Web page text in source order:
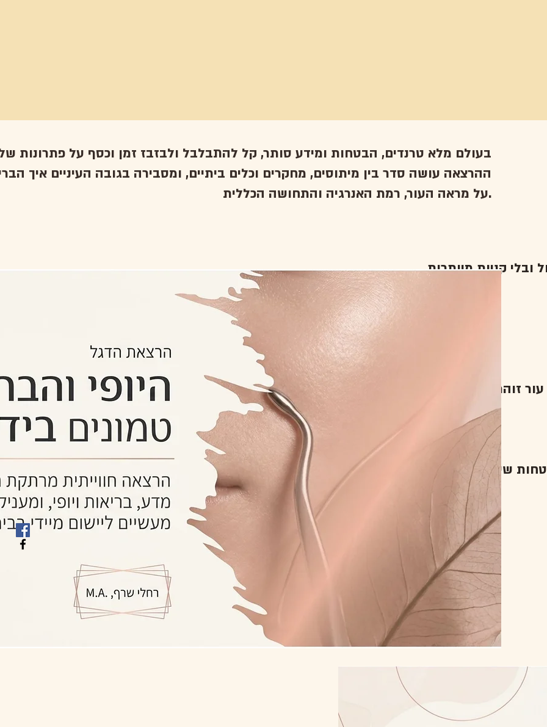
בעולם מלא טרנדים, הבטחות ומידע סותר, קל להתבלבל ולבזבז זמן וכסף על פתרונות
ההרצאה עושה סדר בין מיתוסים, מחקרים וכלים ביתיים, ומסבירה בגובה העיניים איך
על מראה העור, רמת האנרגיה והתחושה הכללית.
ובלי קניות מיותרות
זוהר
שיווקיות